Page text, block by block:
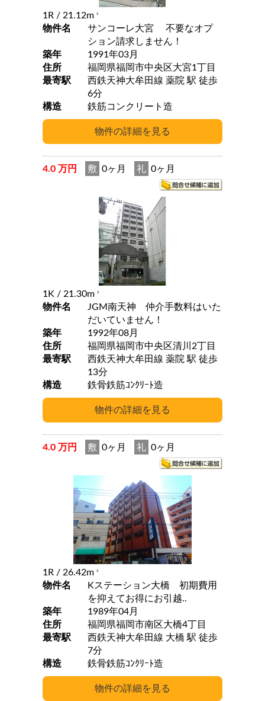
1R / 21.12m 2
物件名
サンコーレ大宮 不要なオプ
ション請求しません！
築年
1991年03月
住所
福岡県福岡市中央区大宮1丁目
最寄駅
西鉄天神大牟田線 薬院 駅 徒歩
6分
構造
鉄筋コンクリート造
4.0 万円 敷 0ヶ月 礼 0ヶ月
1K / 21.30m 2
物件名
JGM南天神 仲介手数料はいた
だいていません！
築年
1992年08月
住所
福岡県福岡市中央区清川2丁目
最寄駅
西鉄天神大牟田線 薬院 駅 徒歩
13分
構造
鉄骨鉄筋ｺﾝｸﾘｰﾄ造
4.0 万円 敷 0ヶ月 礼 0ヶ月
1R / 26.42m 2
物件名
Kステーション大橋 初期費用
を抑えてお得にお引越..
築年
1989年04月
住所
福岡県福岡市南区大橋4丁目
最寄駅
西鉄天神大牟田線 大橋 駅 徒歩
7分
構造
鉄骨鉄筋ｺﾝｸﾘｰﾄ造